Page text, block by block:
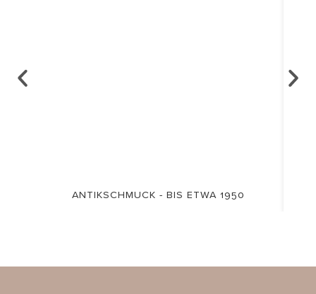
ANTIKSCHMUCK - BIS ETWA 1950